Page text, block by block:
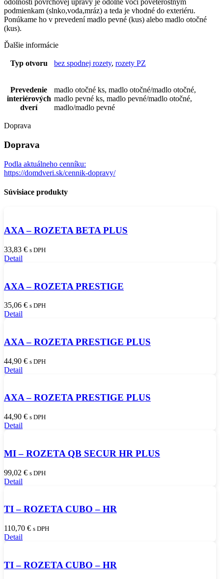
odolnosti povrchovej úpravy je odolné voči poveterostným
podmienkam (slnko,voda,mráz) a teda je vhodné do exteriéru.
Ponúkame ho v prevedení madlo pevné (kus) alebo madlo otočné
(kus).
Ďalšie informácie
Typ otvoru bez spodnej rozety, rozety PZ
Prevedenie
interiérových
dverí
madlo otočné ks, madlo otočné/madlo otočné,
madlo pevné ks, madlo pevné/madlo otočné,
madlo/madlo pevné
Doprava
Doprava
Podla aktuálneho cenníku:
https://domdveri.sk/cennik-dopravy/
Súvisiace produkty
AXA – ROZETA BETA PLUS
33,83 € s DPH
Detail
AXA – ROZETA PRESTIGE
35,06 € s DPH
Detail
AXA – ROZETA PRESTIGE PLUS
44,90 € s DPH
Detail
AXA – ROZETA PRESTIGE PLUS
44,90 € s DPH
Detail
MI – ROZETA QB SECUR HR PLUS
99,02 € s DPH
Detail
TI – ROZETA CUBO – HR
110,70 € s DPH
Detail
TI – ROZETA CUBO – HR